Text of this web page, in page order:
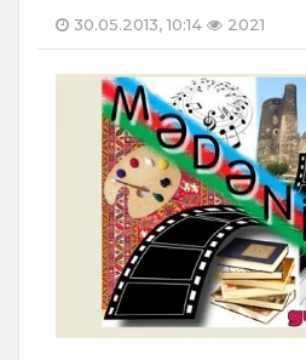
30.05.2013, 10:14
2021